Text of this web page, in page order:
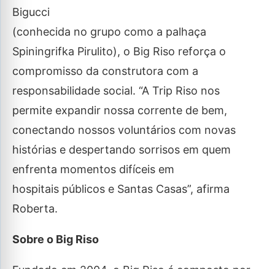
Bigucci
(conhecida no grupo como a palhaça
Spiningrifka Pirulito), o Big Riso reforça o
compromisso da construtora com a
responsabilidade social. “A Trip Riso nos
permite expandir nossa corrente de bem,
conectando nossos voluntários com novas
histórias e despertando sorrisos em quem
enfrenta momentos difíceis em
hospitais públicos e Santas Casas”, afirma
Roberta.
Sobre o Big Riso